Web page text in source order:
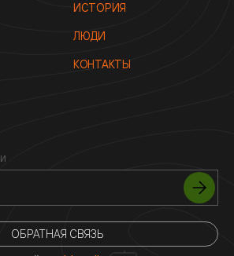
ИСТОРИЯ
ЛЮДИ
КОНТАКТЫ
ОБРАТНАЯ СВЯЗЬ